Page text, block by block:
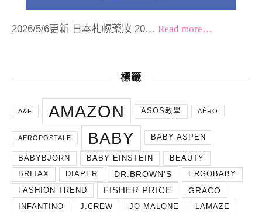
2026/5/6更新 日本札幌藥妝 20… Read more…
標籤
A&F AMAZON ASOS教學 AÉRO
AÉROPOSTALE BABY BABY ASPEN
BABYBJÖRN BABY EINSTEIN
BEAUTY
BRITAX
DIAPER DR.BROWN'S
ERGOBABY
FASHION TREND
FISHER PRICE GRACO
INFANTINO J.CREW JO MALONE LAMAZE